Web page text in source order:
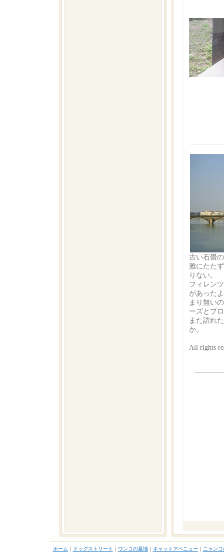
古い石畳
雅にたた
りない。
フィレン
があった
まり無い
ーズとプ
また訪れ
か。
All rights
ホーム ｜ ドッグストリート ｜ ワンコの墓地｜ キャットアベニュー ｜ ニャン